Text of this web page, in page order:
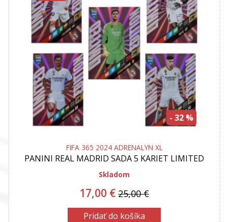
- 32 %
FIFA 365 2024 ADRENALYN XL
PANINI REAL MADRID SADA 5 KARIET LIMITED
Skladom
17,00 € 25,00 €
Pridať do košíka